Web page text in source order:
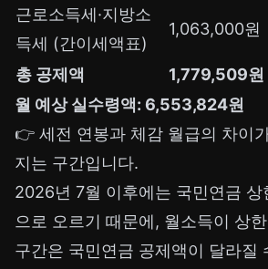
근로소득세·지방소
득세 (간이세액표)
1,063,000원
총 공제액
1,779,509원
월 예상 실수령액: 6,553,824원
👉 세전 연봉과 체감 월급의 차이
지는 구간입니다.
2026년 7월 이후에는 국민연금 상
으로 오르기 때문에, 월소득이 상
구간은 국민연금 공제액이 달라질